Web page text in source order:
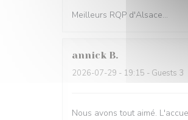
Meilleurs RQP d'Alsace...
annick B
2026-07-29 - 19:15 - Guests 3
Nous avons tout aimé.